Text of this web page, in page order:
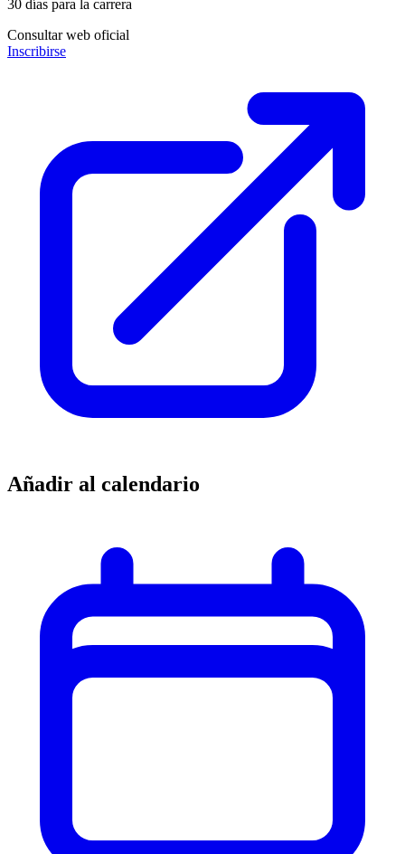
30 días para la carrera
Consultar web oficial
Inscribirse
Añadir al calendario